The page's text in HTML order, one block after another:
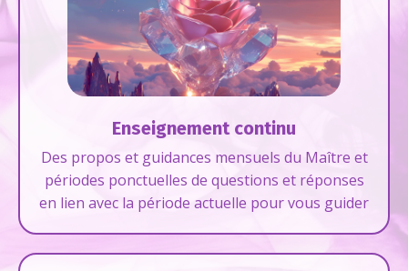
Enseignement continu
Des propos et guidances mensuels du Maître et
périodes ponctuelles de questions et réponses
en lien avec la période actuelle pour vous guider